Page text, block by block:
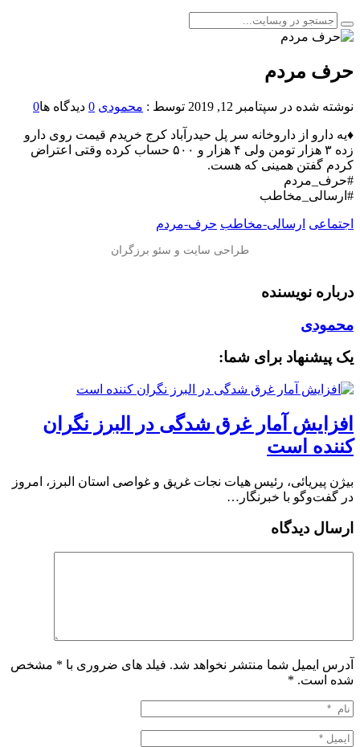
حرف مردم
نوشته شده در سپتامبر 12, 2019 توسط : محمودی 0 دیدگاه ها0
♦️یه دارو از داروخانه سر پل حیدرآباد کرج خریدم قیمت روی دارو
زده ۳ هزار تومن ولی ۴ هزار و ۵۰۰ حساب کرده وقتی اعتراض
کردم گفتن همینی که هست.
#حرف_مردم
#ارسالی_مخاطب
اجتماعی ارسالی-مخاطب حرف-مردم
درباره نویسنده
محمودی
یک پیشنهاد برای شما:
افزایش آمار غرق شدگی در البرز نگران
کننده است
بیژن پیریائی، رئیس هیات نجات غریق و غواصی استان البرز، امروز
در گفت‌وگو با خبرنگار…
ارسال دیدگاه
آدرس ایمیل شما منتشر نخواهد شد. فیلد های ضروری با * مشخص
شده است. *